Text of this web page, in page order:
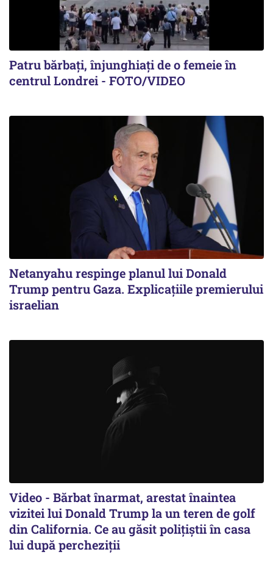
Patru bărbați, înjunghiați de o femeie în
centrul Londrei - FOTO/VIDEO
Netanyahu respinge planul lui Donald
Trump pentru Gaza. Explicațiile premierului
israelian
Video - Bărbat înarmat, arestat înaintea
vizitei lui Donald Trump la un teren de golf
din California. Ce au găsit polițiștii în casa
lui după percheziții